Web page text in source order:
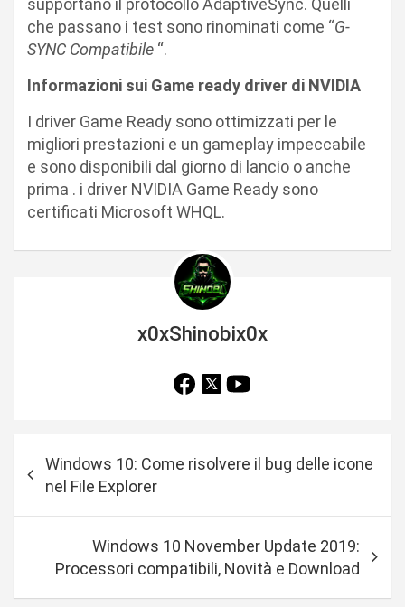
supportano il protocollo AdaptiveSync. Quelli
che passano i test sono rinominati come “G-
SYNC Compatibile “.
Informazioni sui Game ready driver di NVIDIA
I driver Game Ready sono ottimizzati per le
migliori prestazioni e un gameplay impeccabile
e sono disponibili dal giorno di lancio o anche
prima . i driver NVIDIA Game Ready sono
certificati Microsoft WHQL.
x0xShinobix0x
a
Windows 10: Come risolvere il bug delle icone
nel File Explorer
Windows 10 November Update 2019:
Processori compatibili, Novità e Download